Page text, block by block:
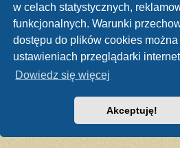
w celach statystycznych,
funkcjonalnych. Warunki
dostępu do plików cookies
ustawieniach przeglądarki
Dowiedz się więcej
Akceptuję!